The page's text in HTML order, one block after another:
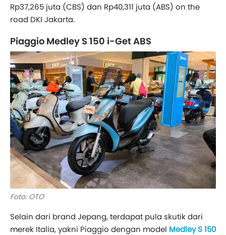
Rp37,265 juta (CBS) dan Rp40,311 juta (ABS) on the
road DKI Jakarta.
Piaggio Medley S 150 i-Get ABS
Foto: OTO
Selain dari brand Jepang, terdapat pula skutik dari
merek Italia, yakni Piaggio dengan model Medley S 150